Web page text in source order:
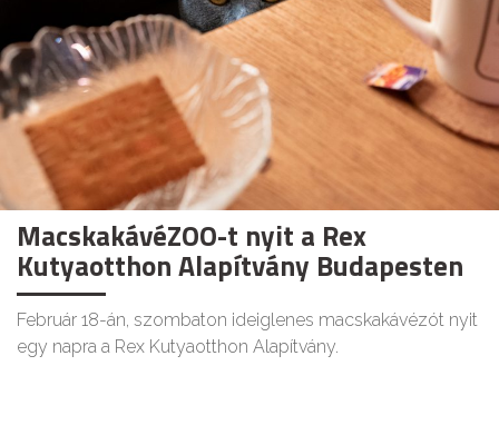
MacskakávéZOO-t nyit a Rex
Kutyaotthon Alapítvány Budapesten
Február 18-án, szombaton ideiglenes macskakávézót nyit
egy napra a Rex Kutyaotthon Alapítvány.